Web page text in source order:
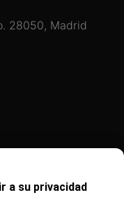
28050, Madrid
a su privacidad